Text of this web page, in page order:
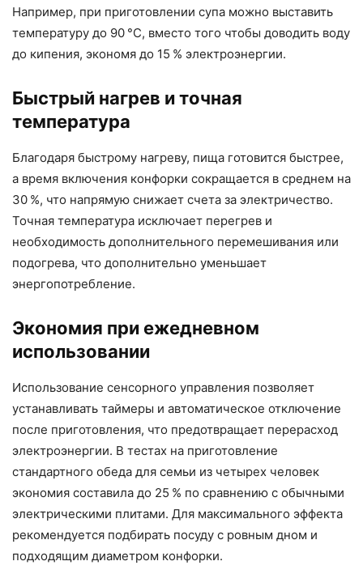
Например, при приготовлении супа можно выставить
температуру до 90 °C, вместо того чтобы доводить воду
до кипения, экономя до 15 % электроэнергии.
Быстрый нагрев и точная
температура
Благодаря быстрому нагреву, пища готовится быстрее,
а время включения конфорки сокращается в среднем на
30 %, что напрямую снижает счета за электричество.
Точная температура исключает перегрев и
необходимость дополнительного перемешивания или
подогрева, что дополнительно уменьшает
энергопотребление.
Экономия при ежедневном
использовании
Использование сенсорного управления позволяет
устанавливать таймеры и автоматическое отключение
после приготовления, что предотвращает перерасход
электроэнергии. В тестах на приготовление
стандартного обеда для семьи из четырех человек
экономия составила до 25 % по сравнению с обычными
электрическими плитами. Для максимального эффекта
рекомендуется подбирать посуду с ровным дном и
подходящим диаметром конфорки.